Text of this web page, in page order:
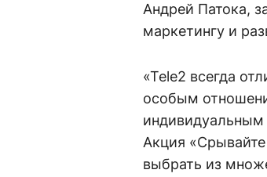
Андрей Патока,
маркетингу и
«Tele2 всегда
особым
Акция
выбрать из